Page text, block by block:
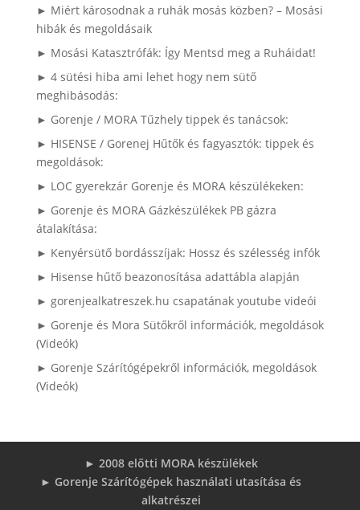
► Miért károsodnak a ruhák mosás közben? – Mosási
hibák és megoldásaik
► Mosási Katasztrófák: Így Mentsd meg a Ruháidat!
► 4 sütési hiba ami lehet hogy nem sütő
meghibásodás:
► Gorenje / MORA Tűzhely tippek és tanácsok:
► HISENSE / Gorenej Hűtők és fagyasztók: tippek és
megoldások:
► LOC gyerekzár Gorenje és MORA készülékeken:
► Gorenje és MORA Gázkészülékek PB gázra
átalakítása:
► Kenyérsütő bordásszíjak: Hossz és szélesség infók
► Hisense hűtő beazonosítása adattábla alapján
► gorenjealkatreszek.hu csapatának youtube videói
► Gorenje és Mora Sütőkről információk, megoldások
(Videók)
► Gorenje Szárítógépekről információk, megoldások
(Videók)
► 2008 előtti MORA készülékek
► Gorenje Szárítógépek használati utasítása és
alkatrészei